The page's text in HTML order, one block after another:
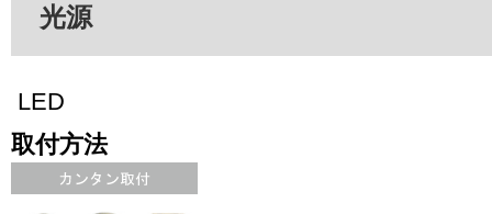
光源
LED
取付方法